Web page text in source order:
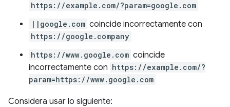
https://example.com/?param=google.com
||google.com coincide incorrectamente con
https://google.company
https://www.google.com coincide
incorrectamente con https://example.com/?
param=https://www.google.com
Considera usar lo siguiente: